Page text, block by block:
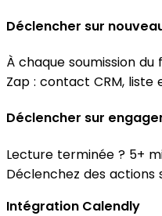
Déclencher sur
À chaque soumission
Zap : contact CRM, liste
Déclencher sur
Lecture terminée ? 5+
Déclenchez des
Intégration Calendly